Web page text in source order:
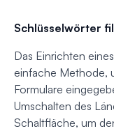
Schlüsselwörter
Das Einrichten
einfache Methode,
Formulare
Umschalten des
Schaltfläche, um